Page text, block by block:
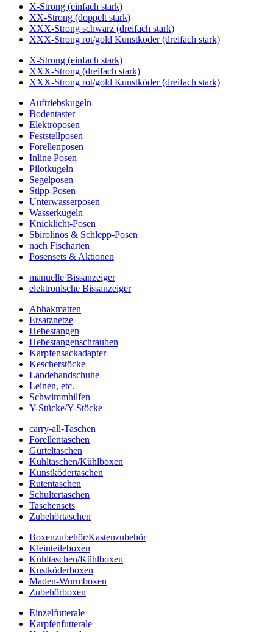
X-Strong (einfach stark)
XX-Strong (doppelt stark)
XXX-Strong schwarz (dreifach stark)
XXX-Strong rot/gold Kunstköder (dreifach stark)
X-Strong (einfach stark)
XXX-Strong (dreifach stark)
XXX-Strong rot/gold Kunstköder (dreifach stark)
Auftriebskugeln
Bodentaster
Elektroposen
Feststellposen
Forellenposen
Inline Posen
Pilotkugeln
Segelposen
Stipp-Posen
Unterwasserposen
Wasserkugeln
Knicklicht-Posen
Sbirolinos & Schlepp-Posen
nach Fischarten
Posensets & Aktionen
manuelle Bissanzeiger
elektronische Bissanzeiger
Abhakmatten
Ersatznetze
Hebestangen
Hebestangenschrauben
Karpfensackadapter
Kescherstöcke
Landehandschuhe
Leinen, etc.
Schwimmhilfen
Y-Stücke/Y-Stöcke
carry-all-Taschen
Forellentaschen
Gürteltaschen
Kühltaschen/Kühlboxen
Kunstködertaschen
Rutentaschen
Schultertaschen
Taschensets
Zubehörtaschen
Boxenzubehör/Kastenzubehör
Kleinteileboxen
Kühltaschen/Kühlboxen
Kustköderboxen
Maden-Wurmboxen
Zubehörboxen
Einzelfutterale
Karpfenfutterale